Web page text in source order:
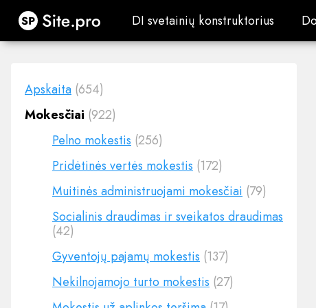
Site.pro DI svetainių konstruktorius
DI svetainių konstruktorius
Apskaita (654)
Mokesčiai (922)
Pelno mokestis (256)
Pridėtinės vertės mokestis (172)
Muitinės administruojami mokesčiai (79)
Socialinis draudimas ir sveikatos draudimas
(42)
Gyventojų pajamų mokestis (137)
Nekilnojamojo turto mokestis (27)